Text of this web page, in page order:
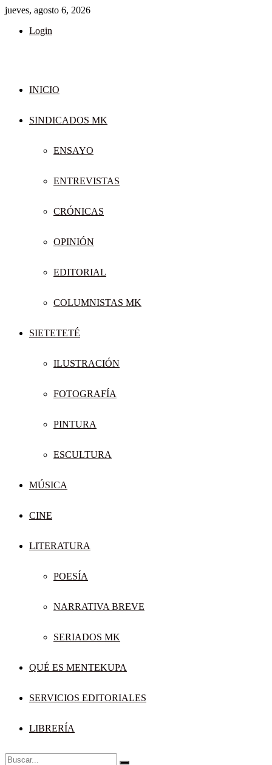
jueves, agosto 6, 2026
Login
INICIO
SINDICADOS MK
ENSAYO
ENTREVISTAS
CRÓNICAS
OPINIÓN
EDITORIAL
COLUMNISTAS MK
SIETETETÉ
ILUSTRACIÓN
FOTOGRAFÍA
PINTURA
ESCULTURA
MÚSICA
CINE
LITERATURA
POESÍA
NARRATIVA BREVE
SERIADOS MK
QUÉ ES MENTEKUPA
SERVICIOS EDITORIALES
LIBRERÍA